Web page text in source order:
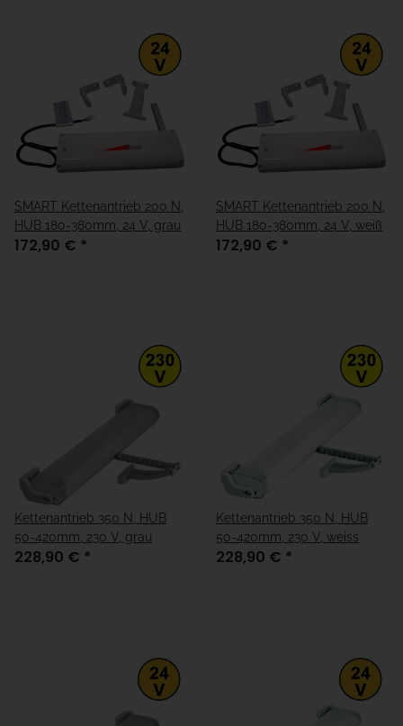
SMART Kettenantrieb 200 N,
HUB 180-380mm, 24 V, grau
172,90 € *
SMART Kettenantrieb 200 N,
HUB 180-380mm, 24 V, weiß
172,90 € *
Kettenantrieb 350 N, HUB
50-420mm, 230 V, grau
228,90 € *
Kettenantrieb 350 N, HUB
50-420mm, 230 V, weiss
228,90 € *